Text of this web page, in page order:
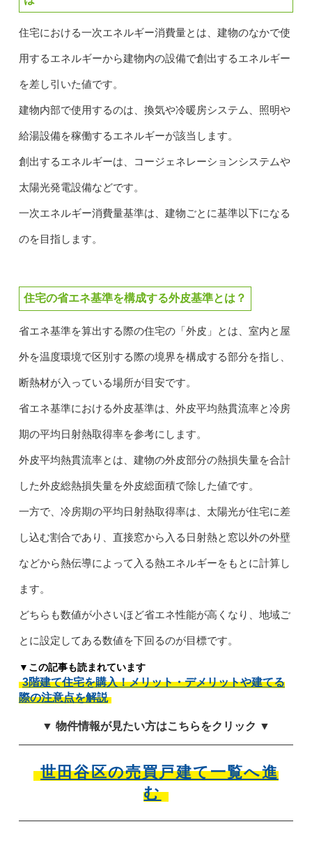
住宅における一次エネルギー消費量とは、建物のなかで使
用するエネルギーから建物内の設備で創出するエネルギー
を差し引いた値です。
建物内部で使用するのは、換気や冷暖房システム、照明や
給湯設備を稼働するエネルギーが該当します。
創出するエネルギーは、コージェネレーションシステムや
太陽光発電設備などです。
一次エネルギー消費量基準は、建物ごとに基準以下になる
のを目指します。
住宅の省エネ基準を構成する外皮基準とは？
省エネ基準を算出する際の住宅の「外皮」とは、室内と屋
外を温度環境で区別する際の境界を構成する部分を指し、
断熱材が入っている場所が目安です。
省エネ基準における外皮基準は、外皮平均熱貫流率と冷房
期の平均日射熱取得率を参考にします。
外皮平均熱貫流率とは、建物の外皮部分の熱損失量を合計
した外皮総熱損失量を外皮総面積で除した値です。
一方で、冷房期の平均日射熱取得率は、太陽光が住宅に差
し込む割合であり、直接窓から入る日射熱と窓以外の外壁
などから熱伝導によって入る熱エネルギーをもとに計算し
ます。
どちらも数値が小さいほど省エネ性能が高くなり、地域ご
とに設定してある数値を下回るのが目標です。
▼この記事も読まれています
3階建て住宅を購入！メリット・デメリットや建てる
際の注意点を解説
▼ 物件情報が見たい方はこちらをクリック ▼
世田谷区の売買戸建て一覧へ進
む